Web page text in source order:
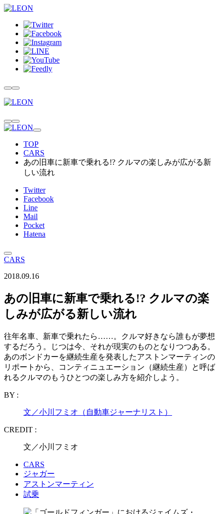
TOP
CARS
あの旧車に新車で乗れる!? クルマの楽しみが広がる新
しい流れ
Twitter
Facebook
Line
Mail
Pocket
Hatena
CARS
2018.09.16
あの旧車に新車で乗れる!? クルマの楽
しみが広がる新しい流れ
往年名車、新車で乗れたら……。クルマ好きなら誰もが夢想
するだろう。じつは今、それが現実のものとなりつつある。
あのボンドカーを継続生産を発表したアストンマーティンの
リポートから、コンティニュエーション（継続生産）と呼ば
れるクルマのもうひとつの楽しみ方を紹介しよう。
BY :
文／小川フミオ（自動車ジャーナリスト）
CREDIT :
文／小川フミオ
CARS
ジャガー
アストンマーティン
試乗